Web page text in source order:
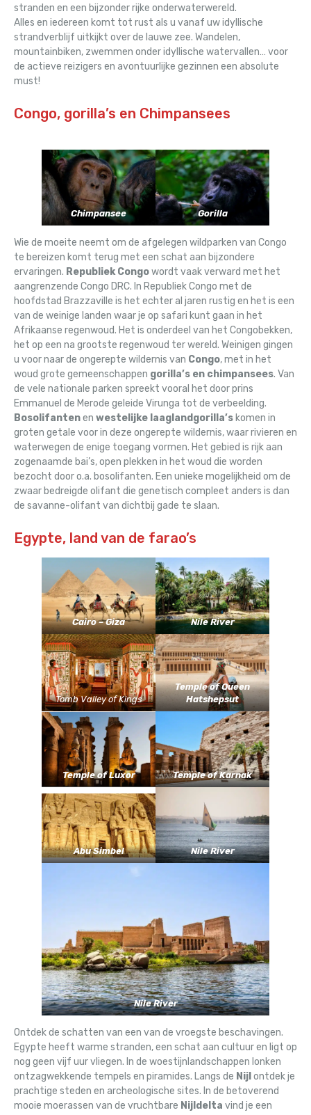
stranden en een bijzonder rijke onderwaterwereld.
Alles en iedereen komt tot rust als u vanaf uw idyllische
strandverblijf uitkijkt over de lauwe zee. Wandelen,
mountainbiken, zwemmen onder idyllische watervallen… voor
de actieve reizigers en avontuurlijke gezinnen een absolute
must!
Congo, gorilla’s en Chimpansees
Chimpansee Gorilla
Wie de moeite neemt om de afgelegen wildparken van Congo
te bereizen komt terug met een schat aan bijzondere
ervaringen. Republiek Congowordt vaak verward met het
aangrenzende Congo DRC. In Republiek Congo met de
hoofdstad Brazzaville is het echter al jaren rustig en het is een
van de weinige landen waar je op safari kunt gaan in het
Afrikaanse regenwoud. Het is onderdeel van het Congobekken,
het op een na grootste regenwoud ter wereld. Weinigen gingen
u voor naar de ongerepte wildernis van Congo, met in het
woud grote gemeenschappen gorilla’s en chimpansees. Van
de vele nationale parken spreekt vooral het door prins
Emmanuel de Merode geleide Virunga tot de verbeelding.
Bosolifantenen westelijke laaglandgorilla’s komen in
groten getale voor in deze ongerepte wildernis, waar rivieren en
waterwegen de enige toegang vormen. Het gebied is rijk aan
zogenaamde bai’s, open plekken in het woud die worden
bezocht door o.a. bosolifanten. Een unieke mogelijkheid om de
zwaar bedreigde olifant die genetisch compleet anders is dan
de savanne-olifant van dichtbij gade te slaan.
Egypte, land van de farao’s
Cairo – Giza Nile River
Tomb Valley of Kings
Temple of Queen
Hatshepsut
Temple of Luxor Temple of Karnak
Abu Simbel Nile River
Nile River
Ontdek de schatten van een van de vroegste beschavingen.
Egypte heeft warme stranden, een schat aan cultuur en ligt op
nog geen vijf uur vliegen. In de woestijnlandschappen lonken
ontzagwekkende tempels en piramides. Langs de Nijl ontdek je
prachtige steden en archeologische sites. In de betoverend
mooie moerassen van de vruchtbare Nijldelta vind je een